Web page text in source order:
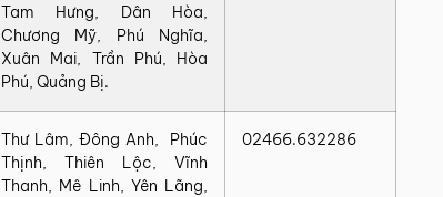
Tam Hưng, Dân Hòa,
Chương Mỹ, Phú Nghĩa,
Xuân Mai, Trần Phú, Hòa
Phú, Quảng Bị.
Thư Lâm, Đông Anh, Phúc
Thịnh, Thiên Lộc, Vĩnh
Thanh, Mê Linh, Yên Lãng,
02466.632286